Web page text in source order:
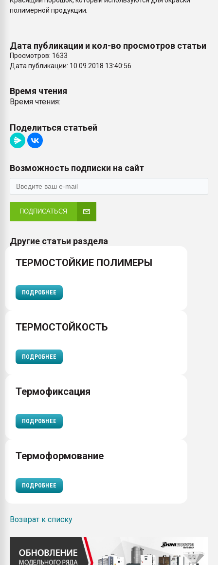
полимерной продукции
Дата публикации и кол-во просмотров статьи
Просмотров: 1633
Дата публикации: 10.09.2018 13:40:56
Время чтения
Время чтения:
Поделиться статьей
Возможность подписки на сайт
ПОДПИСАТЬСЯ
Другие статьи раздела
ТЕРМОСТОЙКИЕ ПОЛИМЕРЫ
ПОДРОБНЕЕ
ТЕРМОСТОЙКОСТЬ
ПОДРОБНЕЕ
Термофиксация
ПОДРОБНЕЕ
Термоформование
ПОДРОБНЕЕ
Возврат к списку